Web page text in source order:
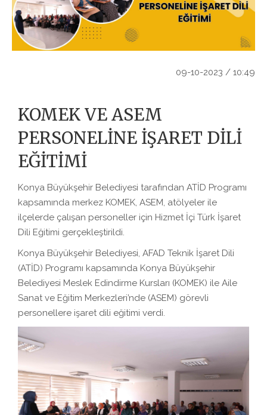
09-10-2023 / 10:49
KOMEK VE ASEM
PERSONELİNE İŞARET DİLİ
EĞİTİMİ
Konya Büyükşehir Belediyesi tarafından ATİD Programı
kapsamında merkez KOMEK, ASEM, atölyeler ile
ilçelerde çalışan personeller için Hizmet İçi Türk İşaret
Dili Eğitimi gerçekleştirildi.
Konya Büyükşehir Belediyesi, AFAD Teknik İşaret Dili
(ATİD) Programı kapsamında Konya Büyükşehir
Belediyesi Meslek Edindirme Kursları (KOMEK) ile Aile
Sanat ve Eğitim Merkezleri’nde (ASEM) görevli
personellere işaret dili eğitimi verdi.